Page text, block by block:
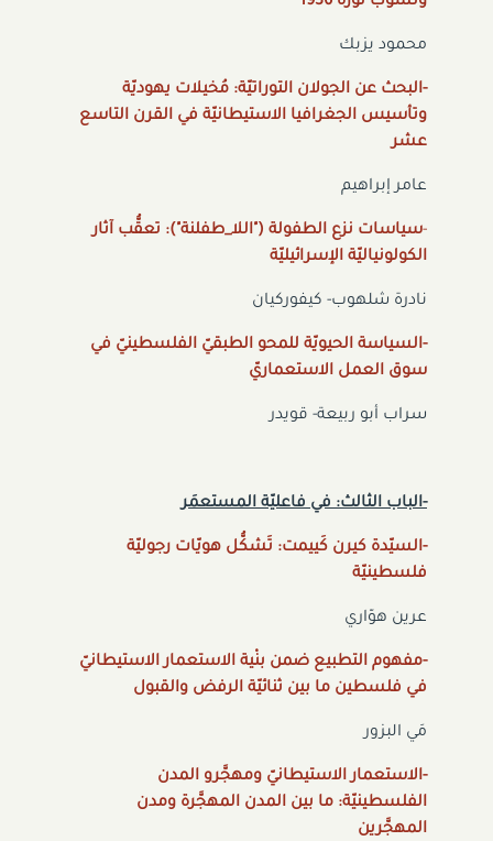
محمود يزبك
-البحث عن الجولان التوراتيّة: مُخيلات يهوديّة
وتأسيس الجغرافيا الاستيطانيّة في القرن التاسع
عشر
عامر إبراهيم
-سياسات نزع الطفولة ("اللا_طفلنة"): تعقُّب آثار
الكولونياليّة الإسرائيليّة
نادرة شلهوب- كيفوركيان
-السياسة الحيويّة للمحو الطبقيّ الفلسطينيّ في
سوق العمل الاستعماريّ
سراب أبو ربيعة- قويدر
-الباب الثالث: في فاعليّة المستعمَر
-السيّدة كيرن كَييمت: تَشكُّل هويّات رجوليّة
فلسطينيّة
عرين هوّاري
-مفهوم التطبيع ضمن بنْية الاستعمار الاستيطانيّ
في فلسطين ما بين ثنائيّة الرفض والقبول
مَي البزور
-الاستعمار الاستيطانيّ ومهجَّرو المدن
الفلسطينيّة: ما بين المدن المهجَّرة ومدن
المهجَّرين